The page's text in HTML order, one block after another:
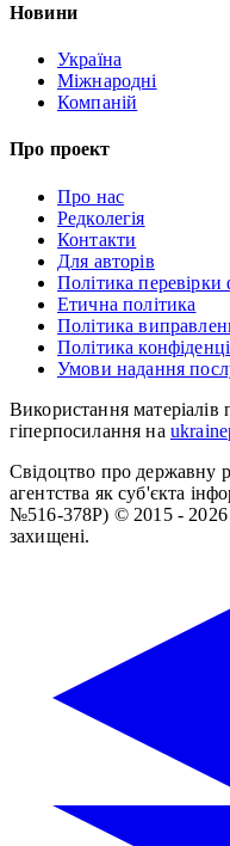
Новини
Україна
Міжнародні
Компаній
Про проект
Про нас
Редколегія
Контакти
Для авторів
Політика перевірки
Етична політика
Політика
Політика
Умови надання
Використання матеріалів
гіперпосилання на
Свідоцтво про державну
агентства як суб'єкта
№516-378Р) © 2015 - 2026
захищені.